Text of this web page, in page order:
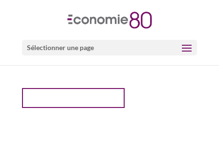
Sélectionner une page